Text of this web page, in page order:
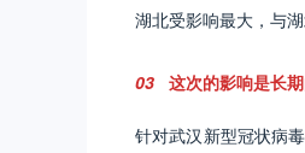
湖北受影响最大，与
03 这次的影响是长
针对武汉新型冠状病